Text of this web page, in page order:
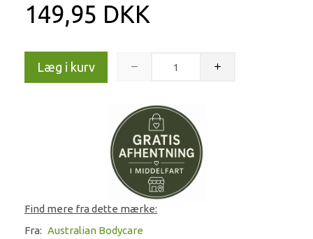
149,95 DKK
Læg i kurv
Find mere fra dette mærke:
Fra: Australian Bodycare